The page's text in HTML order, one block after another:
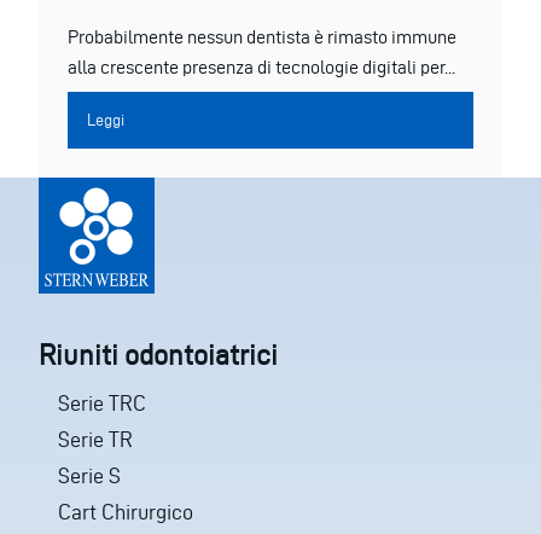
Probabilmente nessun dentista è rimasto immune
alla crescente presenza di tecnologie digitali per...
Leggi
Riuniti odontoiatrici
Serie TRC
Serie TR
Serie S
Cart Chirurgico